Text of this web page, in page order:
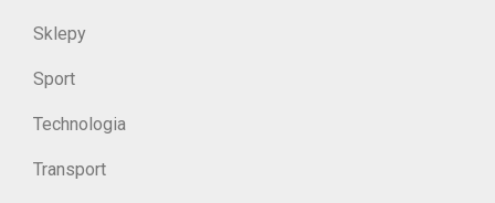
Sklepy
Sport
Technologia
Transport